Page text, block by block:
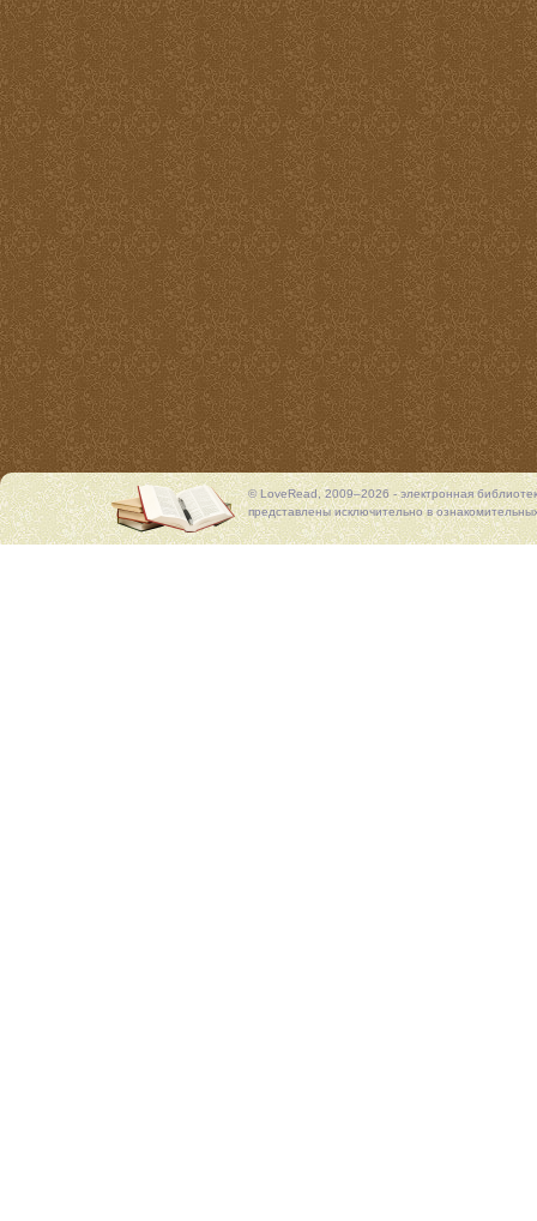
© LoveRead, 2009–2026 - электронная
представлены исключительно в